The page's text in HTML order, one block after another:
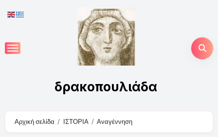
to
δρακοπουλιάδα
Αρχική σελίδα ΙΣΤΟΡΙΑ Αναγέννηση